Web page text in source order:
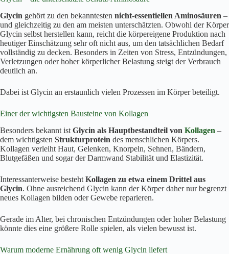
Glycin gehört zu den bekanntesten nicht-essentiellen Aminosäuren –
und gleichzeitig zu den am meisten unterschätzten. Obwohl der Körper
Glycin selbst herstellen kann, reicht die körpereigene Produktion nach
heutiger Einschätzung sehr oft nicht aus, um den tatsächlichen Bedarf
vollständig zu decken. Besonders in Zeiten von Stress, Entzündungen,
Verletzungen oder hoher körperlicher Belastung steigt der Verbrauch
deutlich an.
Dabei ist Glycin an erstaunlich vielen Prozessen im Körper beteiligt.
Einer der wichtigsten Bausteine von Kollagen
Besonders bekannt ist Glycin als Hauptbestandteil von Kollagen –
dem wichtigsten Strukturprotein des menschlichen Körpers.
Kollagen verleiht Haut, Gelenken, Knorpeln, Sehnen, Bändern,
Blutgefäßen und sogar der Darmwand Stabilität und Elastizität.
Interessanterweise besteht Kollagen zu etwa einem Drittel aus
Glycin. Ohne ausreichend Glycin kann der Körper daher nur begrenzt
neues Kollagen bilden oder Gewebe reparieren.
Gerade im Alter, bei chronischen Entzündungen oder hoher Belastung
könnte dies eine größere Rolle spielen, als vielen bewusst ist.
Warum moderne Ernährung oft wenig Glycin liefert